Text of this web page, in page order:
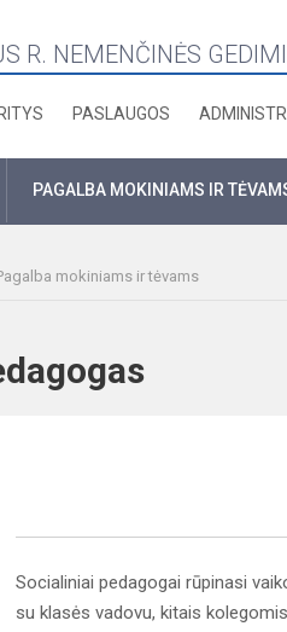
R. NEMENČINĖS
PASLAUGOS
PAGALBA MOKINIAMS IR
mokiniams ir tėvams
Socialiniai pedagogai rūpinasi
su klasės vadovu, kitais